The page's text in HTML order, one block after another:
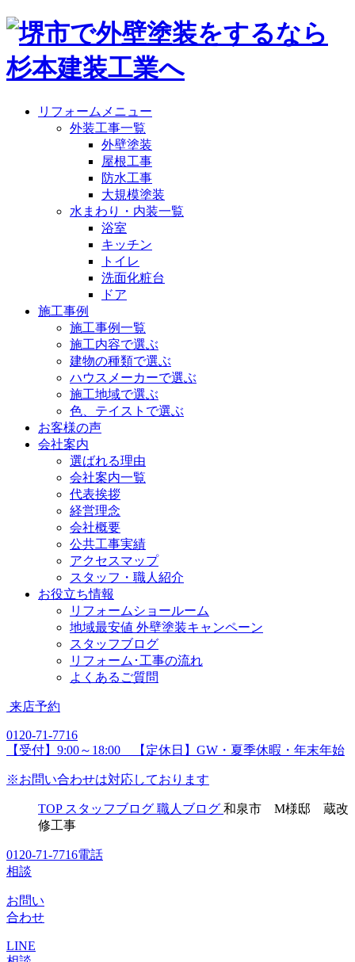
リフォームメニュー
外装工事一覧
外壁塗装
屋根工事
防水工事
大規模塗装
水まわり・内装一覧
浴室
キッチン
トイレ
洗面化粧台
ドア
施工事例
施工事例一覧
施工内容で選ぶ
建物の種類で選ぶ
ハウスメーカーで選ぶ
施工地域で選ぶ
色、テイストで選ぶ
お客様の声
会社案内
選ばれる理由
会社案内一覧
代表挨拶
経営理念
会社概要
公共工事実績
アクセスマップ
スタッフ・職人紹介
お役立ち情報
リフォームショールーム
地域最安値 外壁塗装キャンペーン
スタッフブログ
リフォーム･工事の流れ
よくあるご質問
来店予約
0120-71-7716
【受付】9:00～18:00 【定休日】GW・夏季休暇・年末年始
※お問い合わせは対応しております
TOP スタッフブログ 職人ブログ 和泉市 M様邸 蔵改
修工事
0120-71-7716電話
相談
お問い
合わせ
LINE